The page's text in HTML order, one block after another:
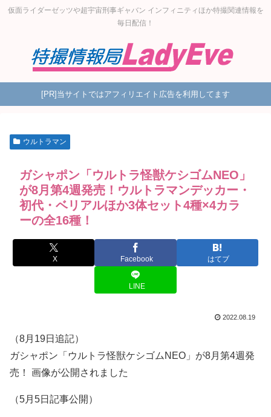
仮面ライダーゼッツや超宇宙刑事ギャバン インフィニティほか特撮関連情報を
毎日配信！
[PR]当サイトではアフィリエイト広告を利用してます
ウルトラマン
ガシャポン「ウルトラ怪獣ケシゴムNEO」
が8月第4週発売！ウルトラマンデッカー・
初代・ベリアルほか3体セット4種×4カラ
ーの全16種！
X Facebook はてブ
LINE
2022.08.19
（8月19日追記）
ガシャポン「ウルトラ怪獣ケシゴムNEO」が8月第4週発
売！ 画像が公開されました
（5月5日記事公開）